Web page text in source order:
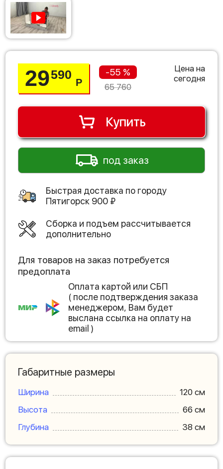
29590
Р
-55 %
65 760
Цена на
сегодня
Купить
под заказ
Быстрая доставка по городу
Пятигорск 900 ₽
Сборка и подъем рассчитывается
дополнительно
Для товаров на заказ потребуется
предоплата
Оплата картой или СБП
( после подтверждения заказа
менеджером, Вам будет
выслана ссылка на оплату на
email )
Габаритные размеры
Ширина
120 см
Высота
66 см
Глубина
38 см